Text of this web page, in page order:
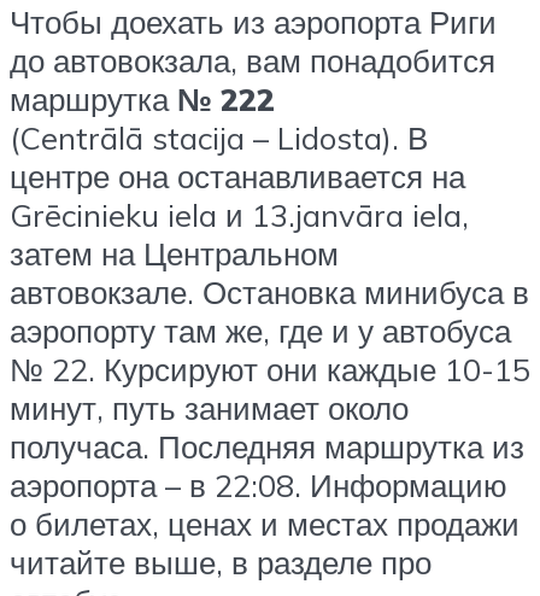
Чтобы доехать из аэропорта Риги
до автовокзала, вам понадобится
маршрутка № 222
(Centrālā stacija – Lidosta). В
центре она останавливается на
Grēcinieku iela и 13.janvāra iela,
затем на Центральном
автовокзале. Остановка минибуса в
аэропорту там же, где и у автобуса
№ 22. Курсируют они каждые 10-15
минут, путь занимает около
получаса. Последняя маршрутка из
аэропорта – в 22:08. Информацию
о билетах, ценах и местах продажи
читайте выше, в разделе про